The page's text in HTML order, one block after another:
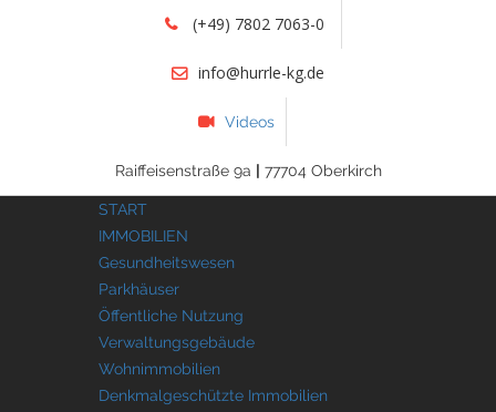
(+49) 7802 7063-0
info@hurrle-kg.de
Videos
Raiffeisenstraße 9a | 77704 Oberkirch
START
IMMOBILIEN
Gesundheitswesen
Parkhäuser
Öffentliche Nutzung
Verwaltungsgebäude
Wohnimmobilien
Denkmalgeschützte Immobilien